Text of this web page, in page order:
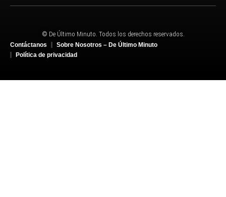
© De Último Minuto. Todos los derechos reservados.
Contáctanos
Sobre Nosotros – De Último Minuto
Política de privacidad